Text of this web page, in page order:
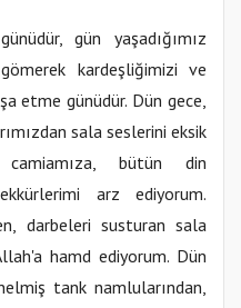
gün yaşadığımız
kardeşliğimizi ve
etme günüdür. Dün gece,
sala seslerini eksik
bütün din
arz ediyorum.
darbeleri susturan sala
hamd ediyorum. Dün
tank namlularından,